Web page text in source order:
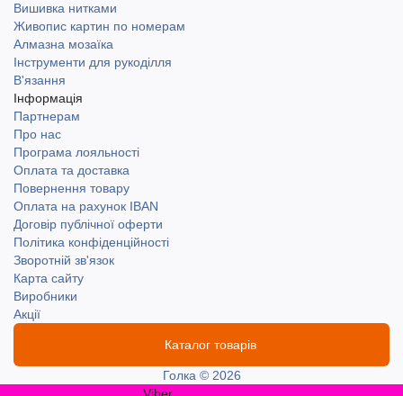
Вишивка нитками
Живопис картин по номерам
Алмазна мозаїка
Інструменти для рукоділля
В'язання
Інформація
Партнерам
Про нас
Програма лояльності
Оплата та доставка
Повернення товару
Оплата на рахунок IBAN
Договір публічної оферти
Політика конфіденційності
Зворотній зв'язок
Карта сайту
Виробники
Акції
Каталог товарів
Голка © 2026